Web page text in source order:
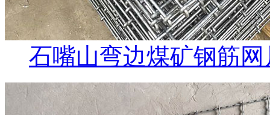
石嘴山弯边煤矿钢筋网